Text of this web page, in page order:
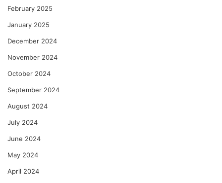
February 2025
January 2025
December 2024
November 2024
October 2024
September 2024
August 2024
July 2024
June 2024
May 2024
April 2024